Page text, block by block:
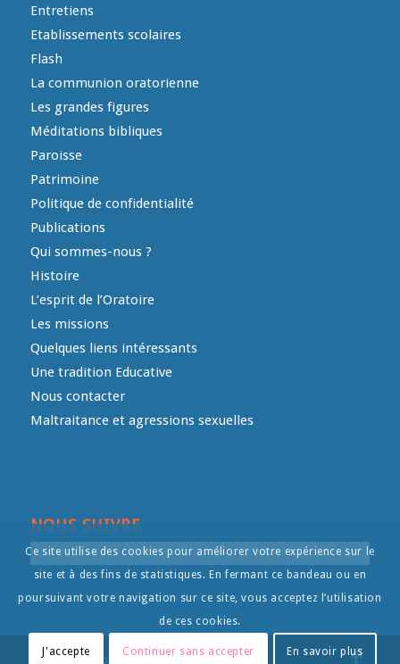
Entretiens
Etablissements scolaires
Flash
La communion oratorienne
Les grandes figures
Méditations bibliques
Paroisse
Patrimoine
Politique de confidentialité
Publications
Qui sommes-nous ?
Histoire
L’esprit de l’Oratoire
Les missions
Quelques liens intéressants
Une tradition Educative
Nous contacter
Maltraitance et agressions sexuelles
NOUS SUIVRE
© Copyright - L'Oratoire- - by
Ce site utilise des cookies pour améliorer votre expérience sur le
site et à des fins de statistiques. En fermant ce bandeau ou en
poursuivant votre navigation sur ce site, vous acceptez l’utilisation
de ces cookies.
J'accepte Continuer sans accepter En savoir plus